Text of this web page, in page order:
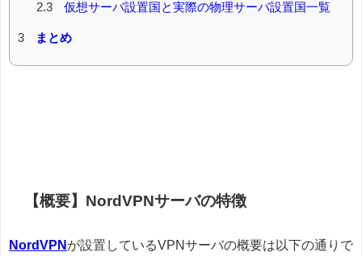
2.3 仮想サーバ設置国と実際の物理サーバ設置国一覧
3 まとめ
【概要】NordVPNサーバの特徴
NordVPN が設置しているVPNサーバの概要は以下の通りで